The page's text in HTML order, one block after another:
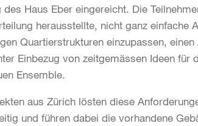
des Haus Eber eingereicht. Die
herausstellte, nicht ganz
Quartierstrukturen einzupassen,
Einbezug von zeitgemässen Ideen für
Ensemble.
aus Zürich lösten diese
und führen dabei die vorhandene